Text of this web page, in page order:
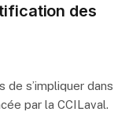
des
s’impliquer dans
par la CCILaval.